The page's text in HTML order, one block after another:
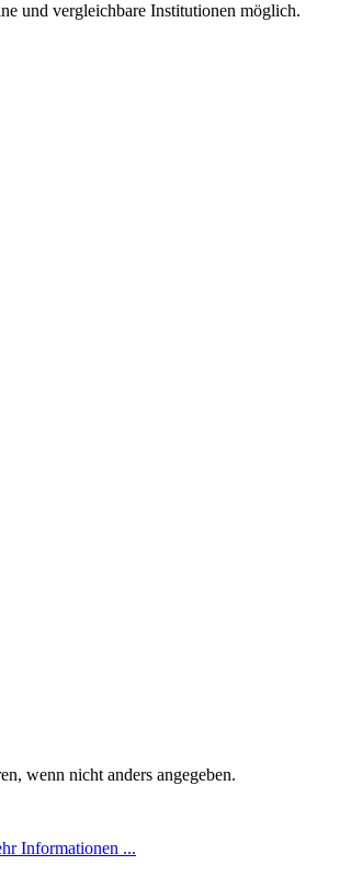
und vergleichbare Institutionen möglich.
wenn nicht anders angegeben.
Informationen ...